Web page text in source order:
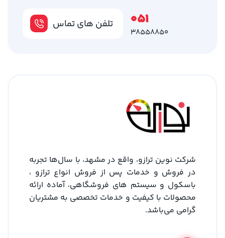
تلفن های تماس 051
38558850
شرکت نوین ترازو، واقع در مشهد، با سال‌ها تجربه
در فروش و خدمات پس از فروش انواع ترازو ،
باسکول و سیستم های فروشگاهی، آماده ارائه
محصولات با کیفیت و خدمات تخصصی به مشتریان
گرامی می‌باشد.